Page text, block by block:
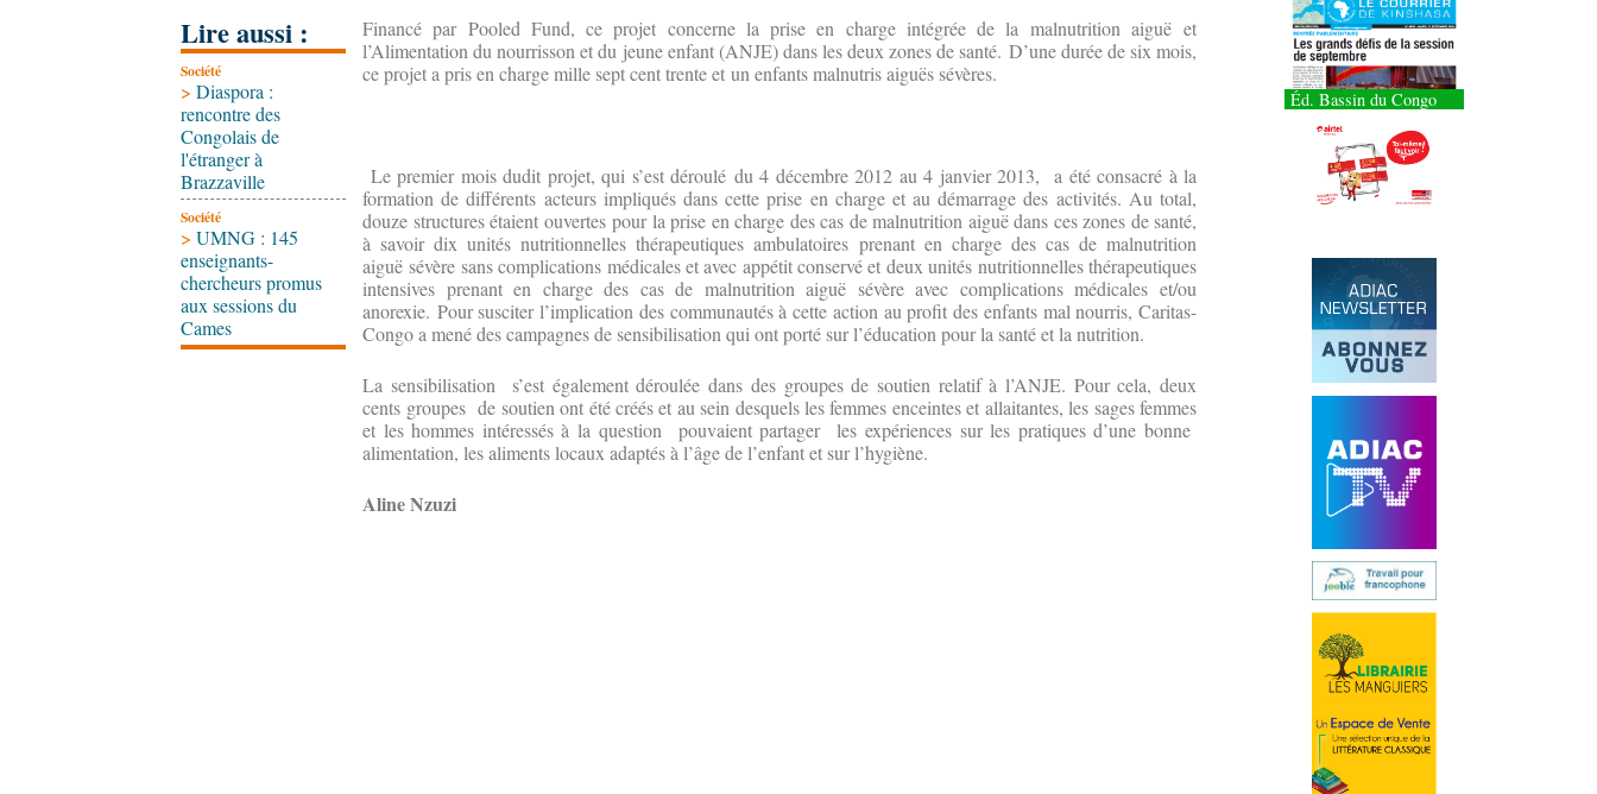
Lire aussi :
Société
> Diaspora :
rencontre des
Congolais de
l'étranger à
Brazzaville
Société
> UMNG : 145
enseignants-
chercheurs promus
aux sessions du
Cames
Financé par Pooled Fund, ce projet concerne la prise en charge intégrée de la malnutrition aiguë et
l’Alimentation du nourrisson et du jeune enfant (ANJE) dans les deux zones de santé. D’une durée de six mois,
ce projet a pris en charge mille sept cent trente et un enfants malnutris aiguës sévères.
Le premier mois dudit projet, qui s’est déroulé du 4 décembre 2012 au 4 janvier 2013, a été consacré à la
formation de différents acteurs impliqués dans cette prise en charge et au démarrage des activités. Au total,
douze structures étaient ouvertes pour la prise en charge des cas de malnutrition aiguë dans ces zones de santé,
à savoir dix unités nutritionnelles thérapeutiques ambulatoires prenant en charge des cas de malnutrition
aiguë sévère sans complications médicales et avec appétit conservé et deux unités nutritionnelles thérapeutiques
intensives prenant en charge des cas de malnutrition aiguë sévère avec complications médicales et/ou
anorexie. Pour susciter l’implication des communautés à cette action au profit des enfants mal nourris, Caritas-
Congo a mené des campagnes de sensibilisation qui ont porté sur l’éducation pour la santé et la nutrition.
La sensibilisation s’est également déroulée dans des groupes de soutien relatif à l’ANJE. Pour cela, deux
cents groupes de soutien ont été créés et au sein desquels les femmes enceintes et allaitantes, les sages femmes
et les hommes intéressés à la question pouvaient partager les expériences sur les pratiques d’une bonne
alimentation, les aliments locaux adaptés à l’âge de l’enfant et sur l’hygiène.
Aline Nzuzi
Éd. Bassin du Congo